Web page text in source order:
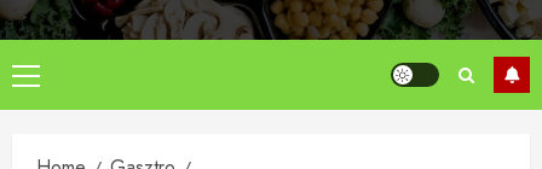
Primary
Menu